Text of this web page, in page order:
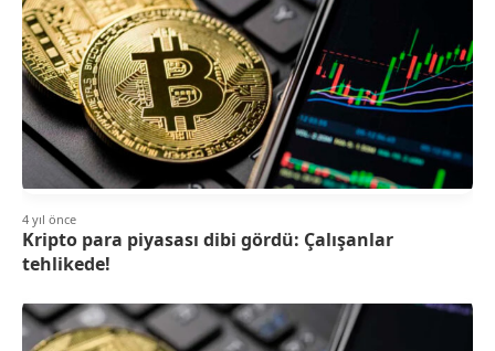
4 yıl önce
Kripto para piyasası dibi gördü: Çalışanlar
tehlikede!